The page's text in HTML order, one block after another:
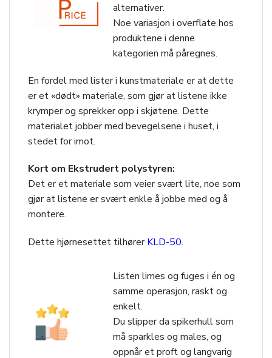
alternativer.
Noe variasjon i overflate hos
produktene i denne
kategorien må påregnes.
En fordel med lister i kunstmateriale er at dette
er et «dødt» materiale, som gjør at listene ikke
krymper og sprekker opp i skjøtene. Dette
materialet jobber med bevegelsene i huset, i
stedet for imot.
Kort om Ekstrudert polystyren:
Det er et materiale som veier svært lite, noe som
gjør at listene er svært enkle å jobbe med og å
montere.
Dette hjørnesettet tilhørerKLD-50.
Listen limes og fuges i én og
samme operasjon, raskt og
enkelt.
Du slipper da spikerhull som
må sparkles og males, og
oppnår et proft og langvarig